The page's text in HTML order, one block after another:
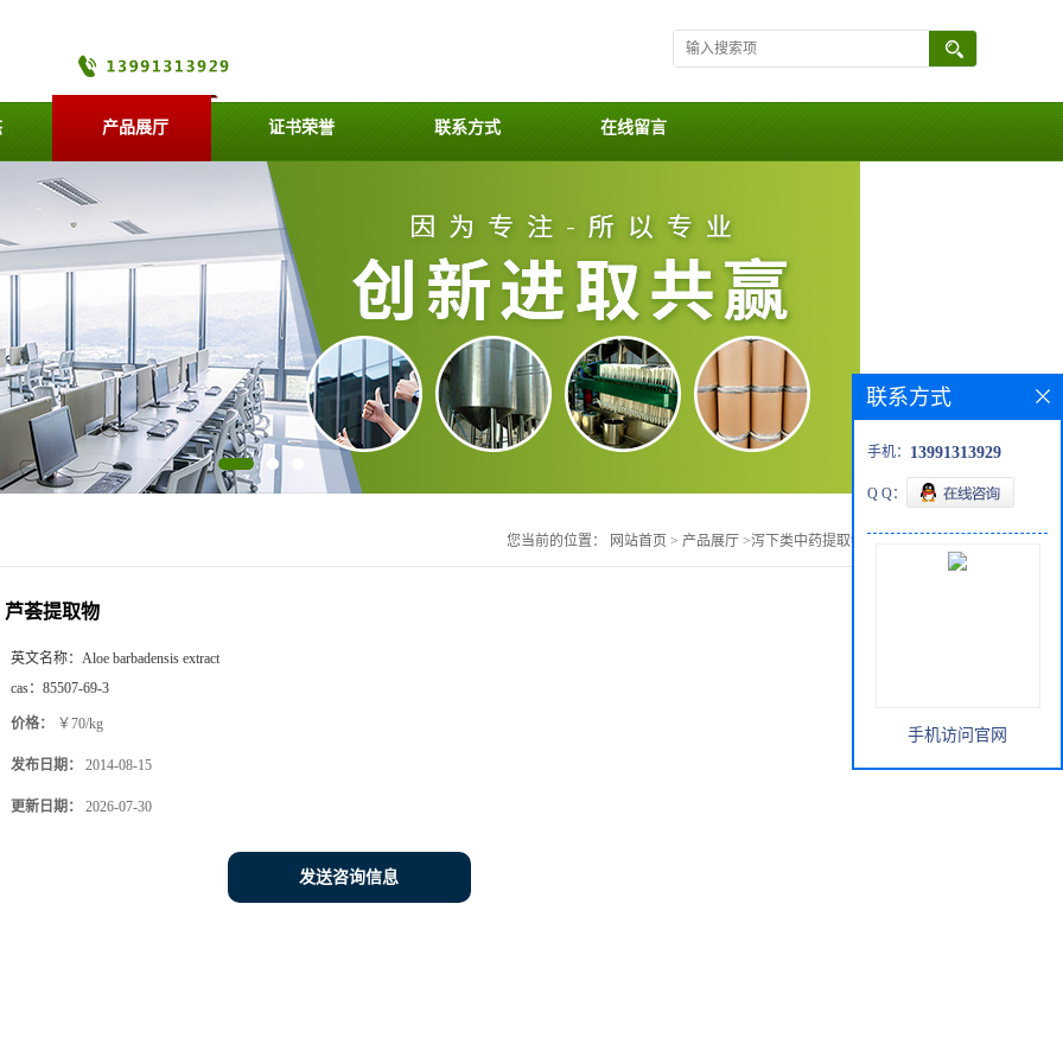
产品展厅 证书荣誉 联系方式 在线留言
您当前的位置： 网站首页 > 产品展厅 >泻下类中药提取物
芦荟提取物
英文名称： Aloe barbadensis extract
cas： 85507-69-3
价格： ￥70/kg
发布日期： 2014-08-15
更新日期： 2026-07-30
发送咨询信息
联系方式
手机： 13991313929
Q Q：
手机访问官网